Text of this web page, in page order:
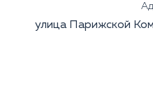
улица Парижской